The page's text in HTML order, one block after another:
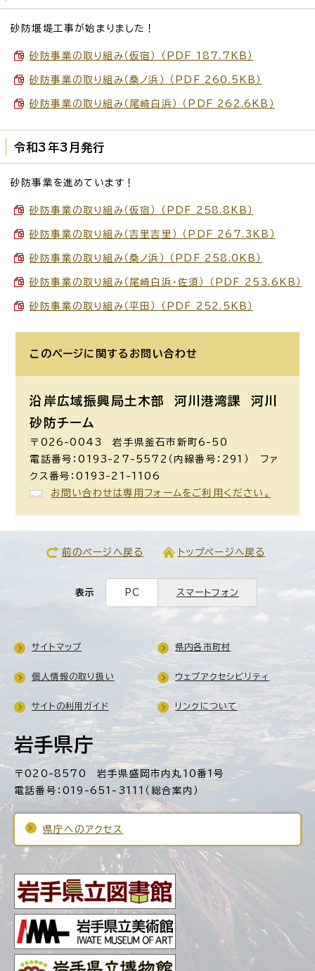
砂防堰堤工事が始まりました！
砂防事業の取り組み（仮宿） （PDF 187.7KB）
砂防事業の取り組み（桑ノ浜） （PDF 260.5KB）
砂防事業の取り組み（尾崎白浜） （PDF 262.6KB）
令和3年3月発行
砂防事業を進めています！
砂防事業の取り組み（仮宿） （PDF 258.8KB）
砂防事業の取り組み（吉里吉里） （PDF 267.3KB）
砂防事業の取り組み（桑ノ浜） （PDF 258.0KB）
砂防事業の取り組み（尾崎白浜・佐須） （PDF 253.6KB）
砂防事業の取り組み（平田） （PDF 252.5KB）
このページに関する お問い合わせ
沿岸広域振興局土木部 河川港湾課
河川
砂防チーム
〒026-0043 岩手県釜石市新町6-50
電話番号：0193-27-5572（内線番号：291） ファ
クス番号：0193-21-1106
お問い合わせは専用フォームをご利用ください。
前のページへ戻る トップページへ戻る
表示 PC スマートフォン
岩手県庁
〒020-8570 岩手県盛岡市内丸10番1号
電話番号：019-651-3111（総合案内）
県庁へのアクセス
サイトマップ 県内各市町村
個人情報の取り扱い ウェブアクセシビリティ
サイトの利用ガイド リンクについて